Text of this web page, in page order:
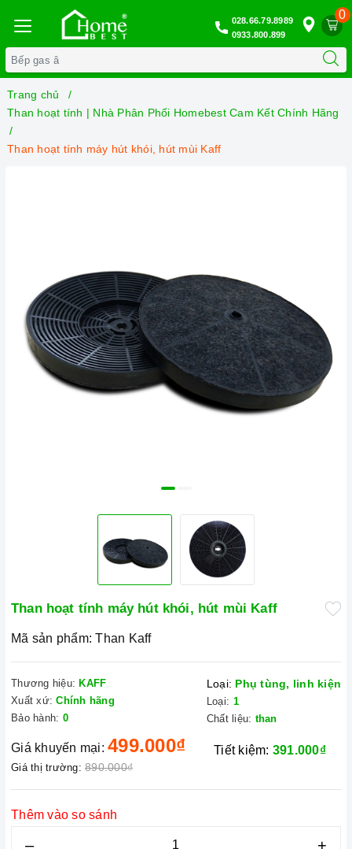
0
028.66.79.8989
0933.800.899
Trang chủ
Than hoạt tính | Nhà Phân Phối Homebest Cam Kết Chính Hãng
Than hoạt tính máy hút khói, hút mùi Kaff
Than hoạt tính máy hút khói, hút mùi Kaff
Mã sản phẩm: Than Kaff
Thương hiệu: KAFF
Xuất xứ: Chính hãng
Bảo hành: 0
Loại: Phụ tùng, linh kiện
Loại: 1
Chất liệu: than
Giá khuyến mại: 499.000₫
Giá thị trường: 890.000₫
Tiết kiệm: 391.000₫
Thêm vào so sánh
– +